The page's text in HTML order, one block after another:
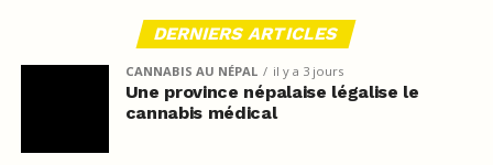
DERNIERS ARTICLES
CANNABIS AU NÉPAL il y a 3 jours
Une province népalaise légalise le
cannabis médical